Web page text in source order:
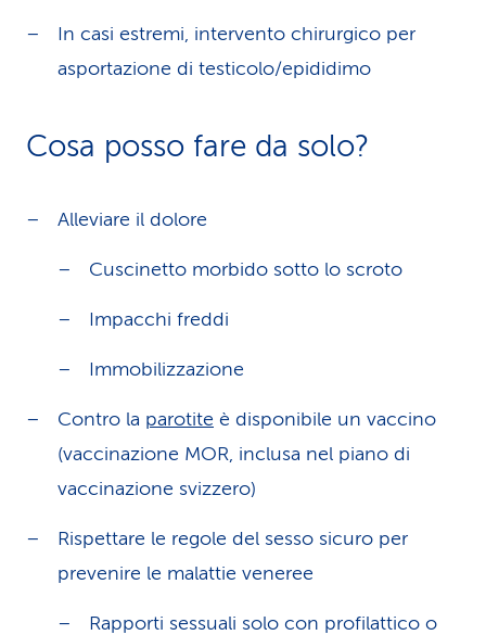
In casi estremi, intervento chirurgico per
asportazione di testicolo/epididimo
Cosa posso fare da solo?
Alleviare il dolore
Cuscinetto morbido sotto lo scroto
Impacchi freddi
Immobilizzazione
Contro la parotite è disponibile un vaccino
(vaccinazione MOR, inclusa nel piano di
vaccinazione svizzero)
Rispettare le regole del sesso sicuro per
prevenire le malattie veneree
Rapporti sessuali solo con profilattico o